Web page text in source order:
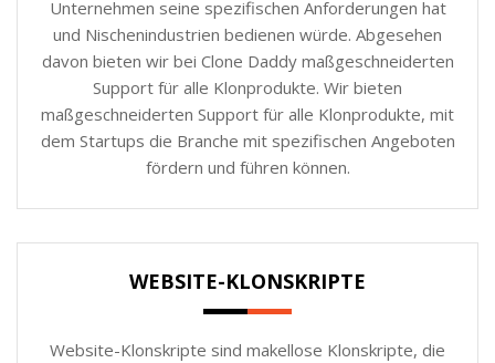
Unternehmen seine spezifischen Anforderungen hat
und Nischenindustrien bedienen würde. Abgesehen
davon bieten wir bei Clone Daddy maßgeschneiderten
Support für alle Klonprodukte. Wir bieten
maßgeschneiderten Support für alle Klonprodukte, mit
dem Startups die Branche mit spezifischen Angeboten
fördern und führen können.
WEBSITE-KLONSKRIPTE
Website-Klonskripte sind makellose Klonskripte, die